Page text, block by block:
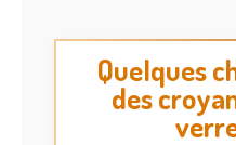
Quelques
des